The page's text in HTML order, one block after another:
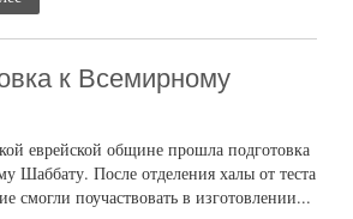
к Всемирному
еврейской общине прошла подготовка
Шаббату. После отделения халы от теста
смогли поучаствовать в изготовлении...